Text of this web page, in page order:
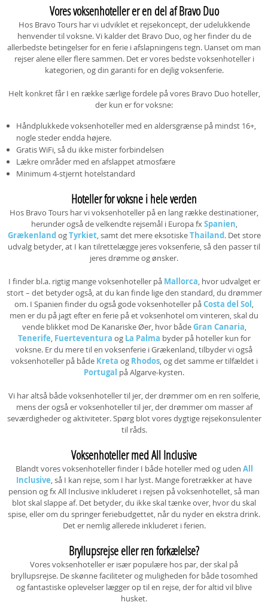
Vores voksenhoteller er en del af Bravo Duo
Hos Bravo Tours har vi udviklet et rejsekoncept, der udelukkende
henvender til voksne. Vi kalder det Bravo Duo, og her finder du de
allerbedste betingelser for en ferie i afslapningens tegn. Uanset om man
rejser alene eller flere sammen. Det er vores bedste voksenhoteller i
kategorien, og din garanti for en dejlig voksenferie.
Helt konkret får I en række særlige fordele på vores Bravo Duo hoteller,
der kun er for voksne:
Håndplukkede voksenhoteller med en aldersgrænse på mindst 16+,
nogle steder endda højere.
Gratis WiFi, så du ikke mister forbindelsen
Lækre områder med en afslappet atmosfære
Minimum 4-stjernt hotelstandard
Hoteller for voksne i hele verden
Hos Bravo Tours har vi voksenhoteller på en lang række destinationer,
herunder også de velkendte rejsemål i Europa fxSpanien,
GrækenlandogTyrkiet, samt det mere eksotiskeThailand. Det store
udvalg betyder, at I kan tilrettelægge jeres voksenferie, så den passer til
jeres drømme og ønsker.
I finder bl.a. rigtig mange voksenhoteller på Mallorca, hvor udvalget er
stort – det betyder også, at du kan finde lige den standard, du drømmer
om. I Spanien finder du også gode voksenhoteller påCosta del Sol,
men er du på jagt efter en ferie på et voksenhotel om vinteren, skal du
vende blikket mod De Kanariske Øer, hvor bådeGran Canaria,
Tenerife, Fuerteventura og La Palma byder på hoteller kun for
voksne. Er du mere til en voksenferie i Grækenland, tilbyder vi også
voksenhoteller på både Kreta og Rhodos, og det samme er tilfældet i
Portugal på Algarve-kysten.
Vi har altså både voksenhoteller til jer, der drømmer om en ren solferie,
mens der også er voksenhoteller til jer, der drømmer om masser af
seværdigheder og aktiviteter. Spørg blot vores dygtige rejsekonsulenter
til råds.
Voksenhoteller med All Inclusive
Blandt vores voksenhoteller finder I både hoteller med og uden All
Inclusive, så I kan rejse, som I har lyst. Mange foretrækker at have
pension og fx All Inclusive inkluderet i rejsen på voksenhotellet, så man
blot skal slappe af. Det betyder, du ikke skal tænke over, hvor du skal
spise, eller om du springer feriebudgettet, når du nyder en ekstra drink.
Det er nemlig allerede inkluderet i ferien.
Bryllupsrejse eller ren forkælelse?
Vores voksenhoteller er især populære hos par, der skal på
bryllupsrejse. De skønne faciliteter og muligheden for både tosomhed
og fantastiske oplevelser lægger op til en rejse, der for altid vil blive
husket.